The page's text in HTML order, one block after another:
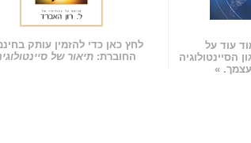
לחץ כאן כדי להזמין עותק
החוברת:תיאור של
עוד על
הסיינטולוגיה
»